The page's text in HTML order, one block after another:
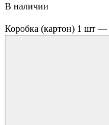
В наличии
Коробка (картон) 1 шт —